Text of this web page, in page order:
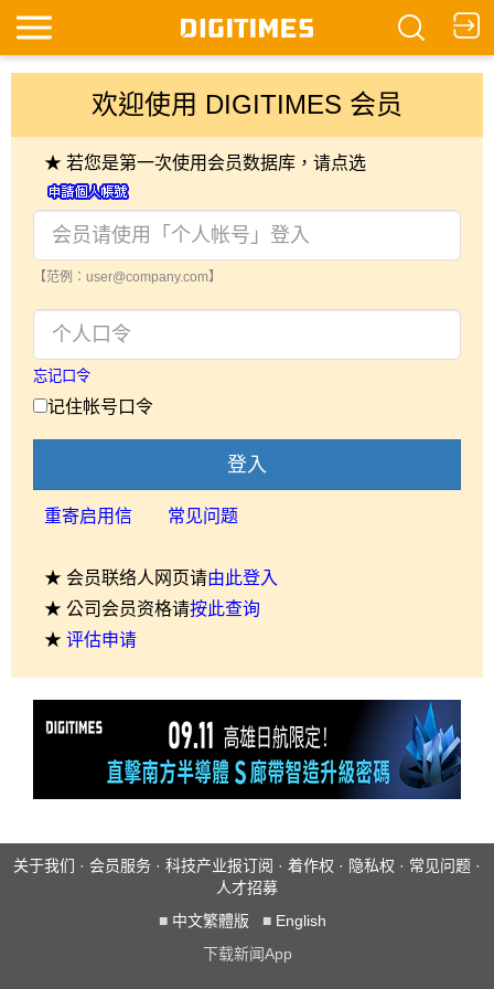
欢迎使用 DIGITIMES 会员
★ 若您是第一次使用会员数据库，请点选
【范例：user@company.com】
忘记口令
记住帐号口令
登入
重寄启用信 常见问题
★ 会员联络人网页请由此登入
★ 公司会员资格请按此查询
★ 评估申请
关于我们 · 会员服务 · 科技产业报订阅 · 着作权 · 隐私权 · 常见问题 ·
人才招募
■ 中文繁體版 ■ English
下载新闻App